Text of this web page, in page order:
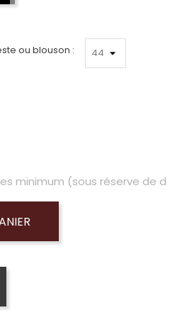
ou blouson :
minimum (sous réserve de